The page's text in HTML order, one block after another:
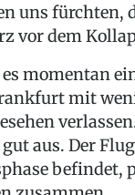
uns fürchten,
vor dem
momentan
mit
gut aus. Der
befindet,